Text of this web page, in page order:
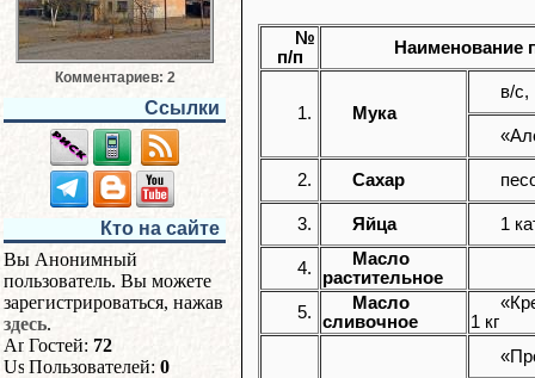
Комментариев: 2
Ссылки
Кто на сайте
Вы Анонимный
пользователь. Вы можете
зарегистрироваться, нажав
здесь.
Гостей: 72
Пользователей: 0
№
п/п
Наименование
1. Мука
в/с,
2. Сахар
3. Яйца 1
4.
Масло
растительное
5.
Масло
сливочное
1 кг